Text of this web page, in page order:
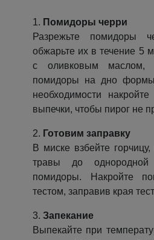
1. Помидоры черри
Разрежьте помидоры
обжарьте их в течение 5
с оливковым маслом,
помидоры на дно
необходимости
выпечки, чтобы пирог не
2. Готовим заправку
В миске взбейте
травы до однородной
помидоры. Накройте
тестом, заправив края
3. Запекание
Выпекайте при